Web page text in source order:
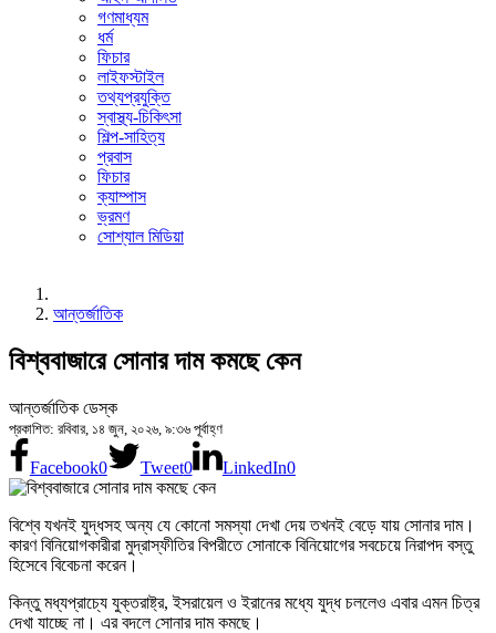
গণমাধ্যম
ধর্ম
ফিচার
লাইফস্টাইল
তথ্যপ্রযুক্তি
স্বাস্থ্য-চিকিৎসা
শিল্প-সাহিত্য
প্রবাস
ফিচার
ক্যাম্পাস
ভ্রমণ
সোশ্যাল মিডিয়া
আন্তর্জাতিক
বিশ্ববাজারে সোনার দাম কমছে কেন
আন্তর্জাতিক ডেস্ক
প্রকাশিত: রবিবার, ১৪ জুন, ২০২৬, ৯:৩৬ পূর্বাহ্ণ
Facebook0 Tweet0 LinkedIn0
বিশ্বে যখনই যুদ্ধসহ অন্য যে কোনো সমস্যা দেখা দেয় তখনই বেড়ে যায় সোনার দাম।
কারণ বিনিয়োগকারীরা মুদ্রাস্ফীতির বিপরীতে সোনাকে বিনিয়োগের সবচেয়ে নিরাপদ বস্তু
হিসেবে বিবেচনা করেন।
কিন্তু মধ্যপ্রাচ্যে যুক্তরাষ্ট্র, ইসরায়েল ও ইরানের মধ্যে যুদ্ধ চললেও এবার এমন চিত্র
দেখা যাচ্ছে না। এর বদলে সোনার দাম কমছে।